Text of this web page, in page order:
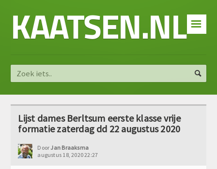
☰
KAATSEN.NL
Lijst dames Berltsum eerste klasse vrije
formatie zaterdag dd 22 augustus 2020
DoorJan Braaksma
augustus 18, 2020 22:27